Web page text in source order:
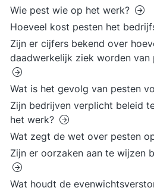
Wie pest wie op het werk?
Hoeveel kost pesten het
Zijn er cijfers bekend over
daadwerkelijk ziek worden van
Wat is het gevolg van pesten
Zijn bedrijven verplicht beleid
het werk?
Wat zegt de wet over pesten
Zijn er oorzaken aan te wijzen
Wat houdt de